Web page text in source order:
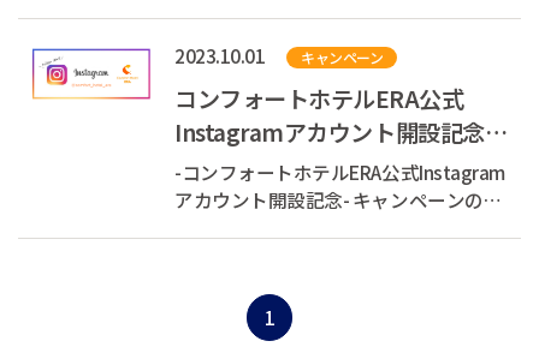
スイーツ東京ベイの朝食 詳しくはこ
ちら ハロウィーン限定メニュー登場を
記念して、コンフォートホ...
2023.10.01 キャンペーン
コンフォートホテルERA公式
Instagramアカウント開設記念
【ホテル限定キャンペーン】
-コンフォートホテルERA公式Instagram
アカウント開設記念- キャンペーンのお
・京都＆神戸のお出かけスポット ・お
得情報 ・キ...
1